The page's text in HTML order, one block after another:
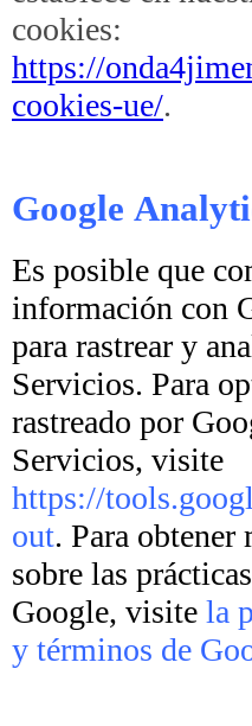
cookies:
https://
cookies-ue/.
Google
Es posible que
información con
para rastrear y
Servicios. Para
rastreado por
Servicios, visite
https://
out. Para obtener
sobre las
Google, visite la
y términos de